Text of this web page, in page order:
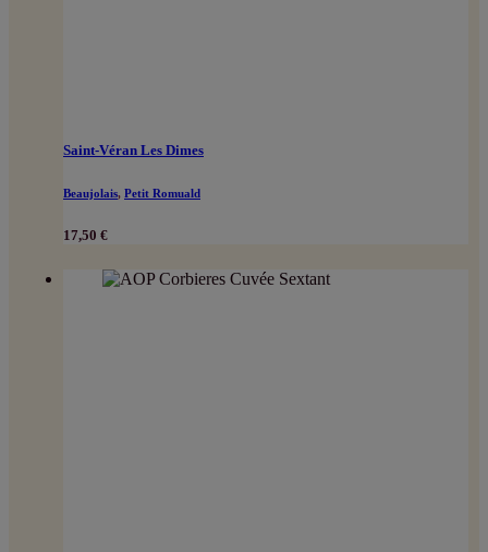
Saint-Véran Les Dimes
Beaujolais, Petit Romuald
17,50 €